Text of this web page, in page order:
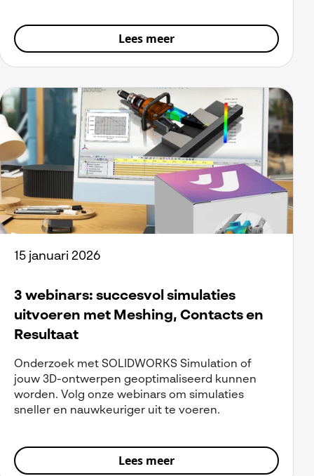
Lees meer
15 januari 2026
3 webinars: succesvol simulaties
uitvoeren met Meshing, Contacts en
Resultaat
Onderzoek met SOLIDWORKS Simulation of
jouw 3D-ontwerpen geoptimaliseerd kunnen
worden. Volg onze webinars om simulaties
sneller en nauwkeuriger uit te voeren.
Lees meer